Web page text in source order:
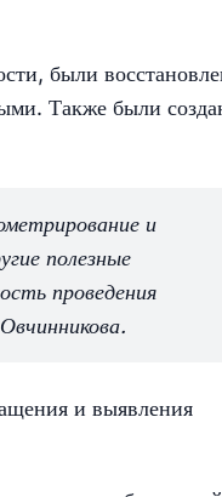
были
Также были
и
полезные
проведения
и выявления